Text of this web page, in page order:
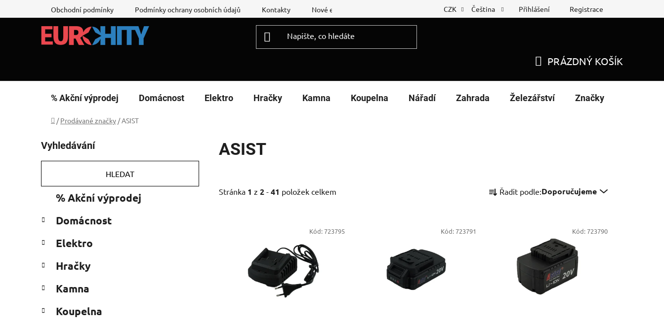
na
Obchodní podmínky Podmínky ochrany osobních údajů Kontakty Nové energetické štítky Reklamační list Nákup na splátky
CZK Čeština Přihlášení Registrace
KOŠÍK
PRÁZDNÝ KOŠÍK
% Akční výprodej Domácnost Elektro Hračky Kamna Koupelna Nářadí Zahrada Železářství Značky
Domů
/ Prodávané značky / ASIST
o
s
r
n
í
a
e
Vyhledávání
HLEDAT
kategorie
e
o
i
% Akční výprodej
Domácnost
Elektro
Hračky
Kamna
Koupelna
ASIST
Stránka 1 z 2 - 41 položek celkem
a Řadit podle:Doporučujeme
Kód:723795 Kód:723791 Kód:723790